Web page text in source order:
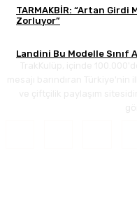
TARMAKBİR: “Artan
Zorluyor”
Landini Bu Modelle Sınıf